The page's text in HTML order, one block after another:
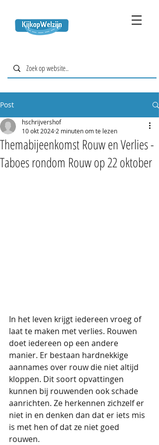
Post
Themabijeenkomst Rouw en Verlies -
Taboes rondom Rouw op 22 oktober
hschrijvershof
10 okt 2024 2 minuten om te lezen
In het leven krijgt iedereen vroeg of
laat te maken met verlies. Rouwen
doet iedereen op een andere
manier. Er bestaan hardnekkige
aannames over rouw die niet altijd
kloppen. Dit soort opvattingen
kunnen bij rouwenden ook schade
aanrichten. Ze herkennen zichzelf er
niet in en denken dan dat er iets mis
is met hen of dat ze niet goed
rouwen.